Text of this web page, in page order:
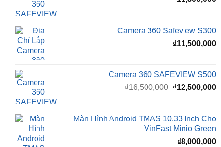
Camera 360 Safeview S300
Camera 360 SAFEVIEW S500
gốc
₫16,500,000.
Màn Hình Android TMAS 10.33 Inch Cho
₫8,000,000
Màn Hình Android TMAS 10.33 Dành Cho